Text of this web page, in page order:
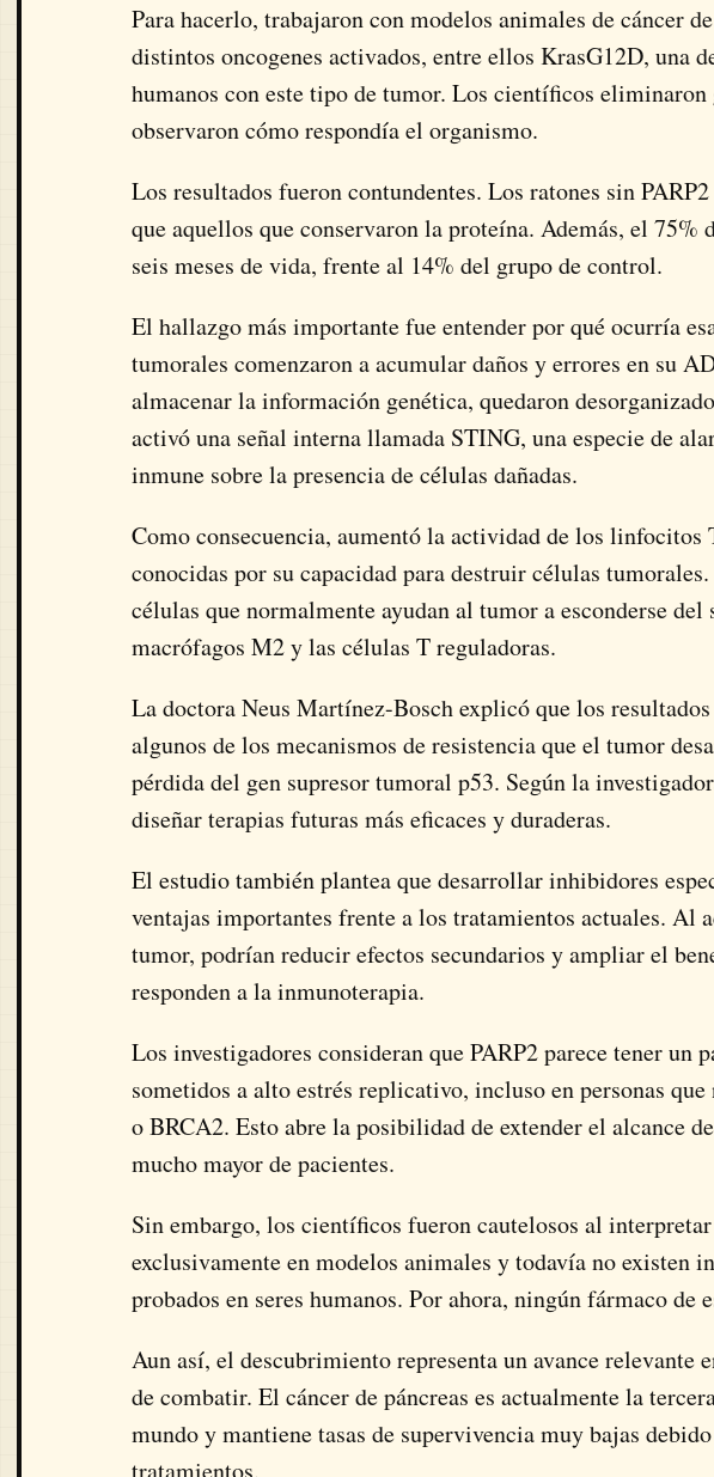
Para hacerlo, trabajaron con modelos animales de cáncer
distintos oncogenes activados, entre ellos KrasG12D, una
humanos con este tipo de tumor. Los científicos
observaron cómo respondía el organismo.
Los resultados fueron contundentes. Los ratones sin
que aquellos que conservaron la proteína. Además, el 75%
seis meses de vida, frente al 14% del grupo de control.
El hallazgo más importante fue entender por qué ocurría
tumorales comenzaron a acumular daños y errores en su
almacenar la información genética, quedaron
activó una señal interna llamada STING, una especie de
inmune sobre la presencia de células dañadas.
Como consecuencia, aumentó la actividad de los
conocidas por su capacidad para destruir células
células que normalmente ayudan al tumor a esconderse
macrófagos M2 y las células T reguladoras.
La doctora Neus Martínez-Bosch explicó que los
algunos de los mecanismos de resistencia que el tumor
pérdida del gen supresor tumoral p53. Según la
diseñar terapias futuras más eficaces y duraderas.
El estudio también plantea que desarrollar inhibidores
ventajas importantes frente a los tratamientos actuales. Al
tumor, podrían reducir efectos secundarios y ampliar el
responden a la inmunoterapia.
Los investigadores consideran que PARP2 parece tener un
sometidos a alto estrés replicativo, incluso en personas
o BRCA2. Esto abre la posibilidad de extender el alcance
mucho mayor de pacientes.
Sin embargo, los científicos fueron cautelosos al
exclusivamente en modelos animales y todavía no existen
probados en seres humanos. Por ahora, ningún fármaco
Aun así, el descubrimiento representa un avance relevante
de combatir. El cáncer de páncreas es actualmente la
mundo y mantiene tasas de supervivencia muy bajas
tratamientos.